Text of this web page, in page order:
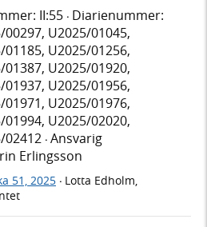
II:55 · Diarienummer:
U2025/01045,
U2025/01256,
U2025/01920,
U2025/01956,
U2025/01976,
U2025/02020,
02412 · Ansvarig
Erlingsson
51, 2025 · Lotta Edholm,